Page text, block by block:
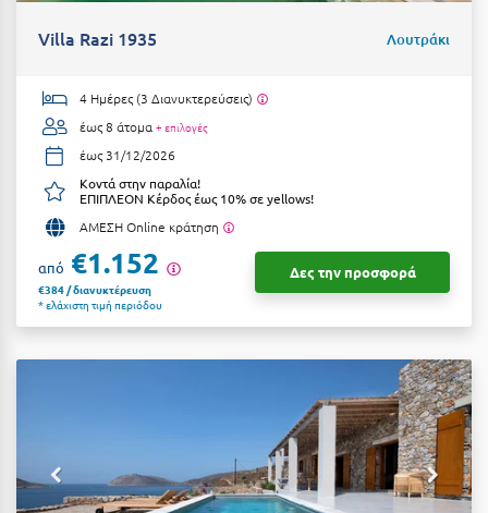
Τρίκαλα
Τρίκαλα Κορινθίας
Τρίπολη
Τυρός
Ύδρα
Φλώρινα
Villa Razi 1935 Λουτράκι
4 Ημέρες (3 Διανυκτερεύσεις)
έως 8 άτομα + επιλογές
έως 31/12/2026
Κοντά στην παραλία!
ΕΠΙΠΛΕΟΝ Κέρδος έως 10% σε yellows!
ΑΜΕΣΗ Online κράτηση
από €1.152
€384 / διανυκτέρευση
* ελάχιστη τιμή περιόδου
Δες την προσφορά